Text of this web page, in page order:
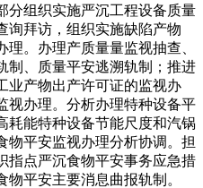
分组织实施严沉工程设备质量
询拜访，组织实施缺陷产物
理。办理产质量量监视抽查、
制、质量平安逃溯轨制；推进
业产物出产许可证的监视办
视办理。分析办理特种设备平
耗能特种设备节能尺度和汽锅
物平安监视办理分析协调。担
指点严沉食物平安事务应急措
平安主要消息曲报轨制。